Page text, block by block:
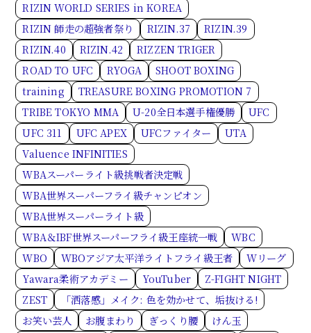
RIZIN WORLD SERIES in KOREA
RIZIN 師走の超強者祭り
RIZIN.37
RIZIN.39
RIZIN.40
RIZIN.42
RIZZEN TRIGER
ROAD TO UFC
RYOGA
SHOOT BOXING
training
TREASURE BOXING PROMOTION 7
TRIBE TOKYO MMA
U-20全日本選手権優勝
UFC
UFC 311
UFC APEX UFCファイター
UTA
Valuence INFINITIES
WBAスーパーライト級挑戦者決定戦
WBA世界スーパーフライ級チャンピオン
WBA世界スーパーライト級
WBA＆IBF世界スーパーフライ級王座統一戦
WBC
WBO
WBOアジア太平洋ライトフライ級王者
Wリーグ
Yawara柔術アカデミー
YouTuber
Z-FIGHT NIGHT
ZEST
「洒落感」メイク: 色を効かせて、垢抜ける!
お笑い芸人
お腹まわり ぎっくり腰
けん玉